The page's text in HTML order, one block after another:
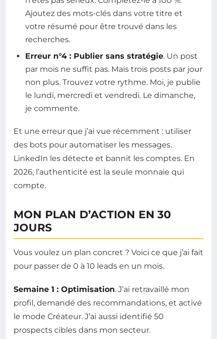
Ajoutez des mots-clés dans votre titre et
votre résumé pour être trouvé dans les
recherches.
Erreur n°4 : Publier sans stratégie. Un post
par mois ne suffit pas. Mais trois posts par jour
non plus. Trouvez votre rythme. Moi, je publie
le lundi, mercredi et vendredi. Le dimanche,
je commente.
Et une erreur que j’ai vue récemment : utiliser
des bots pour automatiser les messages.
LinkedIn les détecte et bannit les comptes. En
2026, l’authenticité est la seule monnaie qui
compte.
MON PLAN D’ACTION EN 30
JOURS
Vous voulez un plan concret ? Voici ce que j’ai fait
pour passer de 0 à 10 leads en un mois.
Semaine 1 : Optimisation. J’ai retravaillé mon
profil, demandé des recommandations, et activé
le mode Créateur. J’ai aussi identifié 50
prospects cibles dans mon secteur.